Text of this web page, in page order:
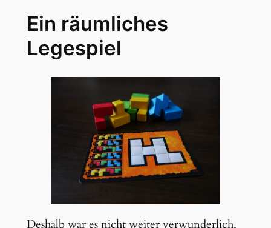
Ein räumliches
Legespiel
Deshalb war es nicht weiter verwunderlich,